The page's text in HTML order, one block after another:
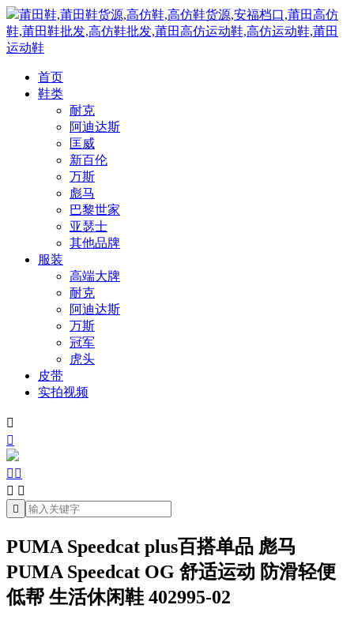
莆田鞋,莆田鞋货源,高仿鞋,高仿鞋货源,安福档口,莆田高仿
鞋,莆田鞋批发,高仿鞋批发,莆田高仿运动鞋,高仿运动鞋,莆田
运动鞋
首页
鞋类
耐克
阿迪达斯
匡威
新百伦
万斯
彪马
巴黎世家
亚瑟士
其他品牌
服装
高端大牌
耐克
阿迪达斯
万斯
冠军
虎头
皮带
实拍视频


 
 

PUMA Speedcat plus百搭单品 彪马
PUMA Speedcat OG 舒适运动 防滑轻便
低帮 生活休闲鞋 402995-02